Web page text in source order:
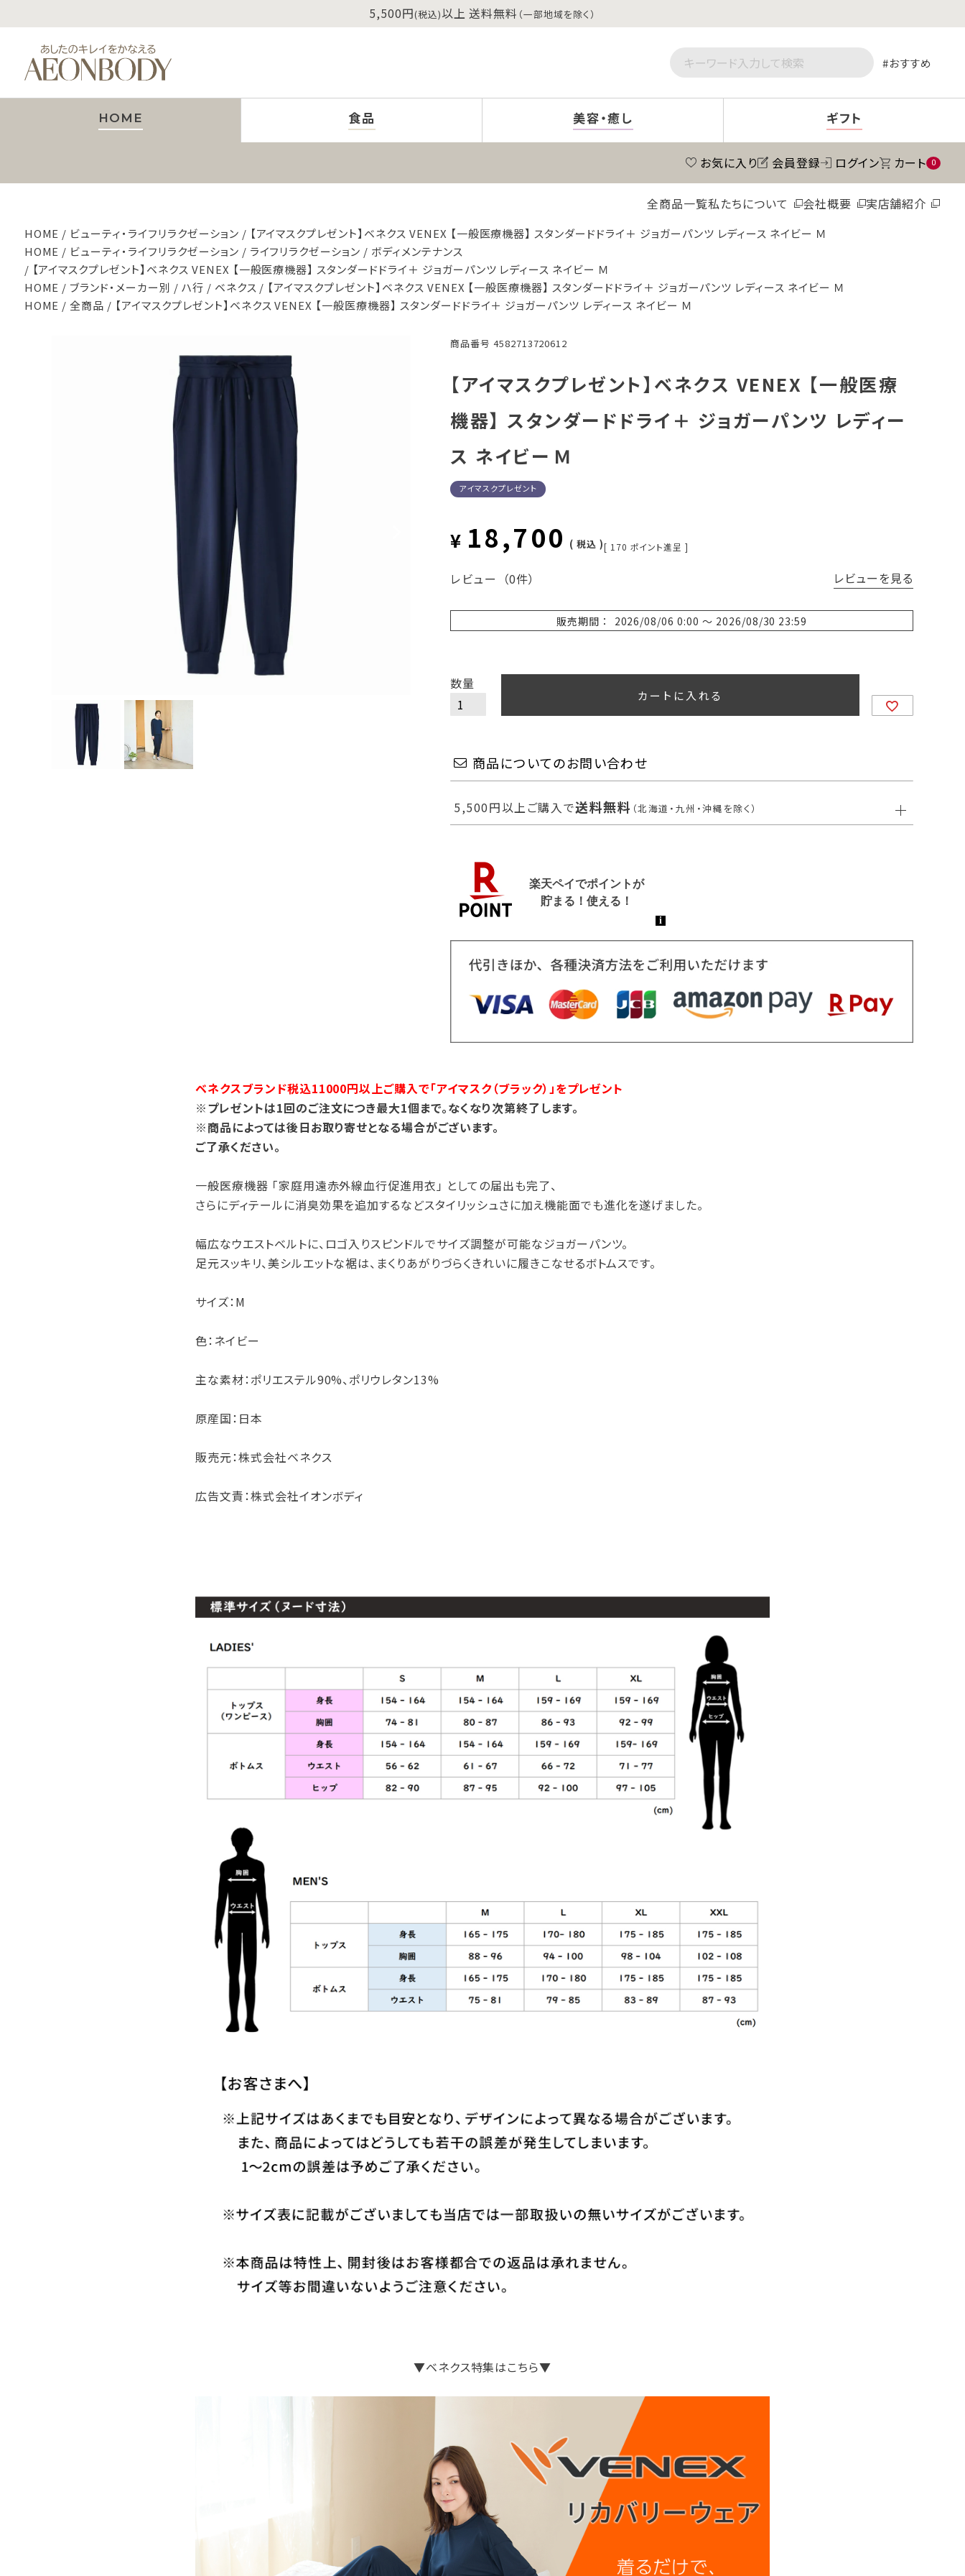
5,500円(税込)以上 送料無料 （一部地域を除く）
おすすめ
HOME 食品 美容・癒し ギフト
お気に入り 会員登録 ログイン カート 0
全商品一覧私たちについて 会社概要 実店舗紹介
HOME ビューティ・ライフリラクゼーション
【アイマスクプレゼント】ベネクス VENEX 【一般医療機器】 スタンダードドライ＋ ジョガーパンツ レディース ネイビー Ｍ
HOME
ビューティ・ライフリラクゼーション ライフリラクゼーション
ボディメンテナンス
【アイマスクプレゼント】ベネクス VENEX 【一般医療機器】 スタンダードドライ＋ ジョガーパンツ レディース ネイビー Ｍ
HOME
ブランド・メーカー別 ハ行 ベネクス
【アイマスクプレゼント】ベネクス VENEX 【一般医療機器】 スタンダードドライ＋ ジョガーパンツ レディース ネイビー Ｍ
HOME
全商品 【アイマスクプレゼント】ベネクス VENEX 【一般医療機器】 スタンダードドライ＋ ジョガーパンツ レディース ネイビー Ｍ
商品番号 4582713720612
【アイマスクプレゼント】ベネクス VENEX 【一般医療
機器】 スタンダードドライ＋ ジョガーパンツ レディー
ス ネイビー Ｍ
アイマスクプレゼント
¥ 18,700 税込 [ 170 ポイント進呈 ]
レビュー （0件） レビューを見る
販売期間 2026/08/06 0:00 〜 2026/08/30 23:59
カートに入れる
商品についてのお問い合わせ
5,500円以上ご購入で送料無料 （北海道・九州・沖縄を除く）
ベネクスブランド税込11000円以上ご購入で「アイマスク（ブラック）」をプレゼント
※プレゼントは1回のご注文につき最大1個まで。なくなり次第終了します。
※商品によっては後日お取り寄せとなる場合がございます。
ご了承ください。
一般医療機器 「家庭用遠赤外線血行促進用衣」 としての届出も完了、
さらにディテールに消臭効果を追加するなどスタイリッシュさに加え機能面でも進化を遂げました。
幅広なウエストベルトに、ロゴ入りスピンドルでサイズ調整が可能なジョガーパンツ。
足元スッキリ、美シルエットな裾は、まくりあがりづらくきれいに履きこなせるボトムスです。
サイズ：M
色：ネイビー
主な素材：ポリエステル90%、ポリウレタン13%
原産国：日本
販売元：株式会社ベネクス
広告文責：株式会社イオンボディ
▼ベネクス特集はこちら▼